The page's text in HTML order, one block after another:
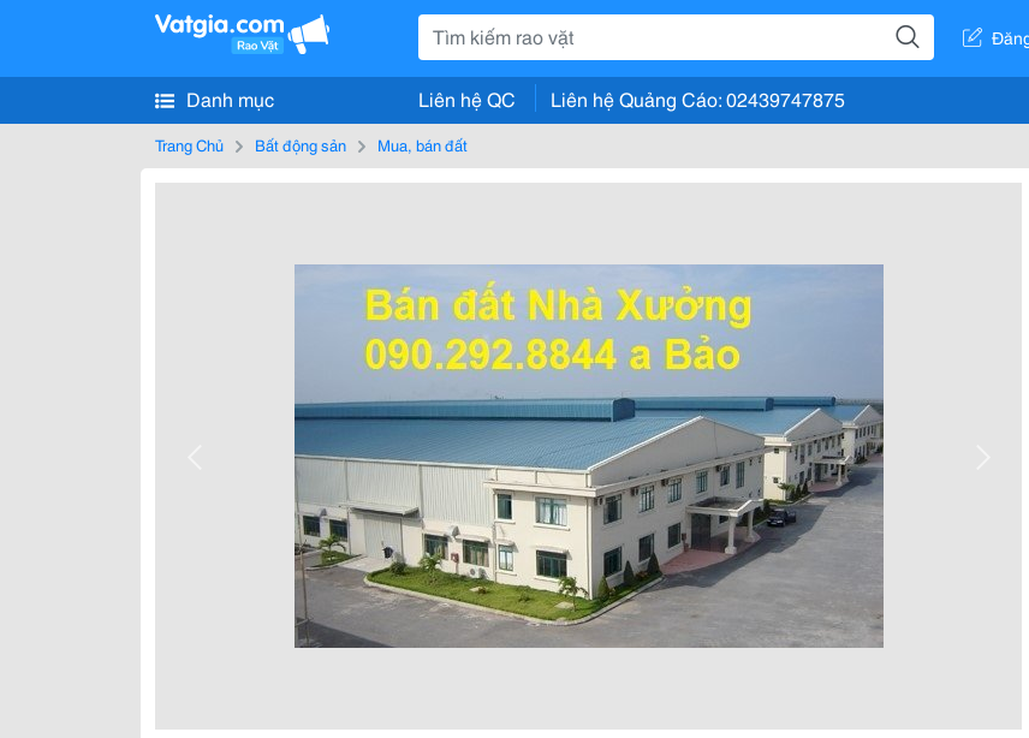
Danh mục Liên hệ QC Liên hệ Quảng Cáo: 02439747875
Trang Chủ Bất động sản Mua, bán đất